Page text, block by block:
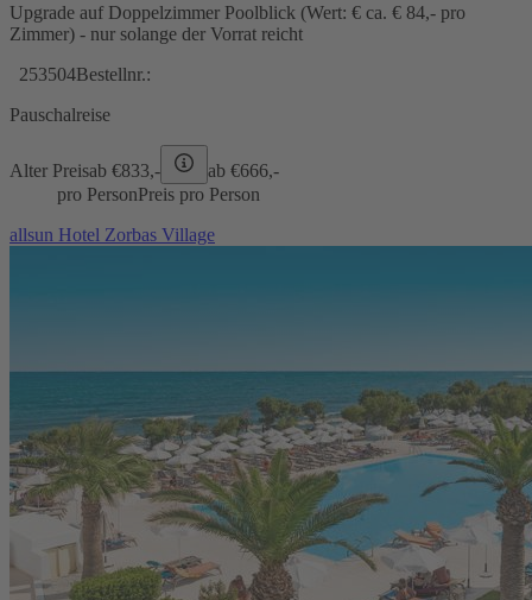
Upgrade auf Doppelzimmer Poolblick (Wert: € ca. € 84,- pro
Zimmer) - nur solange der Vorrat reicht
253504Bestellnr.:
Pauschalreise
Alter Preisab €833,- ab €666,-
pro PersonPreis pro Person
allsun Hotel Zorbas Village